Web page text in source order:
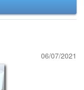
06/07/2021